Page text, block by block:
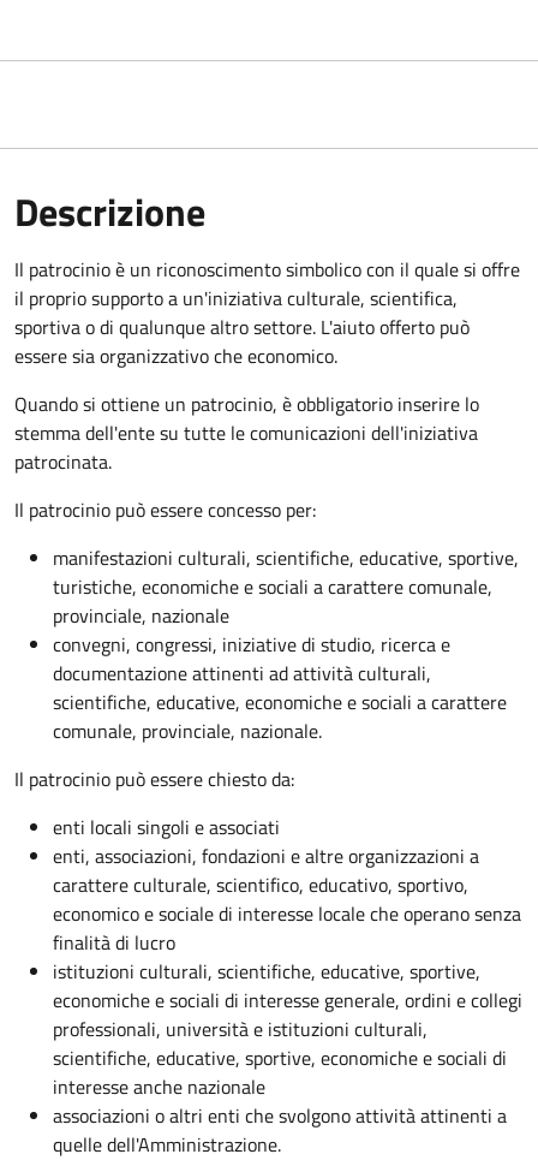
Descrizione
Il patrocinio è un riconoscimento simbolico con il quale si offre
il proprio supporto a un'iniziativa culturale, scientifica,
sportiva o di qualunque altro settore. L'aiuto offerto può
essere sia organizzativo che economico.
Quando si ottiene un patrocinio, è obbligatorio inserire lo
stemma dell'ente su tutte le comunicazioni dell'iniziativa
patrocinata.
Il patrocinio può essere concesso per:
manifestazioni culturali, scientifiche, educative, sportive,
turistiche, economiche e sociali a carattere comunale,
provinciale, nazionale
convegni, congressi, iniziative di studio, ricerca e
documentazione attinenti ad attività culturali,
scientifiche, educative, economiche e sociali a carattere
comunale, provinciale, nazionale.
Il patrocinio può essere chiesto da:
enti locali singoli e associati
enti, associazioni, fondazioni e altre organizzazioni a
carattere culturale, scientifico, educativo, sportivo,
economico e sociale di interesse locale che operano senza
finalità di lucro
istituzioni culturali, scientifiche, educative, sportive,
economiche e sociali di interesse generale, ordini e collegi
professionali, università e istituzioni culturali,
scientifiche, educative, sportive, economiche e sociali di
interesse anche nazionale
associazioni o altri enti che svolgono attività attinenti a
quelle dell'Amministrazione.